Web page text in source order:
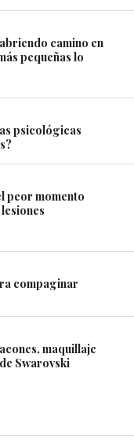
camino en
pequeñas lo
psicológicas
peor momento
compaginar
maquillaje
Swarovski